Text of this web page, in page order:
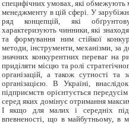
специфічних умовах, які обмежують
менеджменту в цій сфері. У
ряд концепцій, які
характеризують чинники, які
та формування ним стійкої
методи, інструменти, механізми, за
значних конкурентних переваг на
приділяти місцю та ролі
організацій, а також сутності та
організацією. В Україні,
підприємств орієнтується
серед яких домінує отримання
І
якщо для малих і середніх
впевненості, що в майбутньому, в